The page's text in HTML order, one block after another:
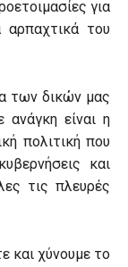
για
αρπαχτικά του
των δικών μας
είναι η
πολιτική που
και
τις πλευρές
και χύνουμε το